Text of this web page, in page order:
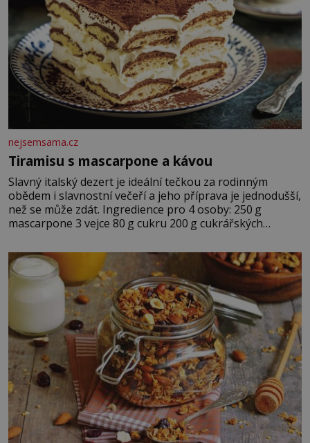
nejsemsama.cz
Tiramisu s mascarpone a kávou
Slavný italský dezert je ideální tečkou za rodinným
obědem i slavnostní večeří a jeho příprava je jednodušší,
než se může zdát. Ingredience pro 4 osoby: 250 g
mascarpone 3 vejce 80 g cukru 200 g cukrářských
posypání Postup: Oddělte žloutky od bílků. Žloutky
vyšlehejte s cukrem do světlé pěny a postupně do nich
vmíchejte mascarpone, aby vznikl hladký